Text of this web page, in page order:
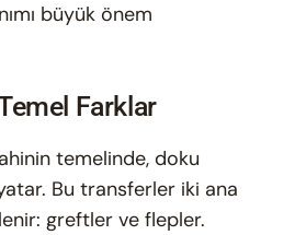
büyük önem
Farklar
temelinde, doku
Bu transferler iki ana
greftler ve flepler.